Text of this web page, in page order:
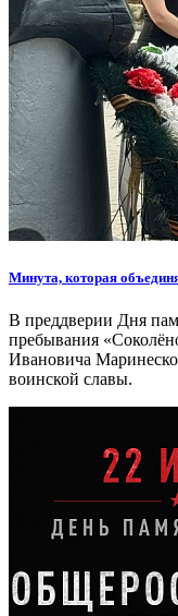
Минута, которая
В преддверии Дня
пребывания
Ивановича
воинской славы.